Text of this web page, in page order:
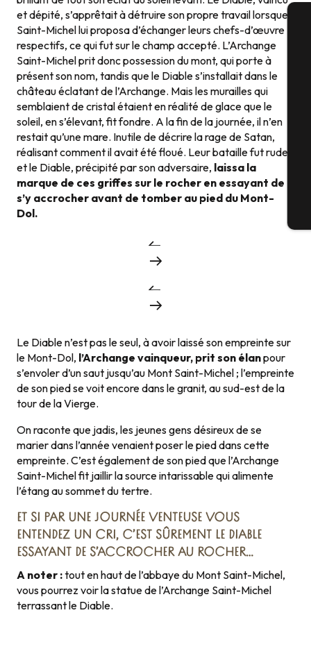
et dépité, s’apprêtait à détruire son propre travail lorsque
Saint-Michel lui proposa d’échanger leurs chefs-d’œuvre
respectifs, ce qui fut sur le champ accepté. L’Archange
Saint-Michel prit donc possession du mont, qui porte à
présent son nom, tandis que le Diable s’installait dans le
château éclatant de l’Archange. Mais les murailles qui
semblaient de cristal étaient en réalité de glace que le
soleil, en s’élevant, fit fondre. A la fin de la journée, il n’en
restait qu’une mare. Inutile de décrire la rage de Satan,
réalisant comment il avait été floué. Leur bataille fut rude
et le Diable, précipité par son adversaire, laissa la
marque de ces griffes sur le rocher en essayant de
s’y accrocher avant de tomber au pied du Mont-
Dol.
Le Diable n’est pas le seul, à avoir laissé son empreinte sur
le Mont-Dol, l’Archange vainqueur, prit son élanpour
s’envoler d’un saut jusqu’au Mont Saint-Michel ; l’empreinte
de son pied se voit encore dans le granit, au sud-est de la
tour de la Vierge.
On raconte que jadis, les jeunes gens désireux de se
marier dans l’année venaient poser le pied dans cette
empreinte. C’est également de son pied que l’Archange
Saint-Michel fit jaillir la source intarissable qui alimente
l’étang au sommet du tertre.
ET SI PAR UNE JOURNÉE VENTEUSE VOUS
ENTENDEZ UN CRI, C’EST SÛREMENT LE DIABLE
ESSAYANT DE S’ACCROCHER AU ROCHER…
A noter :tout en haut de l’abbaye du Mont Saint-Michel,
vous pourrez voir la statue de l’Archange Saint-Michel
terrassant le Diable.